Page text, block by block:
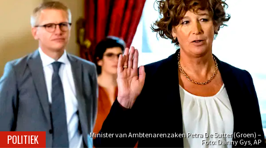
Minister van Ambtenarenzaken Petra De Sutter (Groen) –
Foto: Danny Gys, AP
POLITIEK